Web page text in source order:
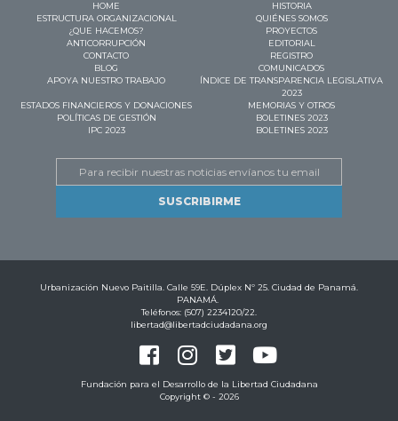
HOME
HISTORIA
ESTRUCTURA ORGANIZACIONAL
QUIÉNES SOMOS
¿QUE HACEMOS?
PROYECTOS
ANTICORRUPCIÓN
EDITORIAL
CONTACTO
REGISTRO
BLOG
COMUNICADOS
APOYA NUESTRO TRABAJO
ÍNDICE DE TRANSPARENCIA LEGISLATIVA
2023
ESTADOS FINANCIEROS Y DONACIONES
MEMORIAS Y OTROS
POLÍTICAS DE GESTIÓN
BOLETINES 2023
IPC 2023
BOLETINES 2023
Urbanización Nuevo Paitilla. Calle 59E. Dúplex Nº 25. Ciudad de Panamá.
PANAMÁ.
Teléfonos: (507) 2234120/22.
libertad@libertadciudadana.org
Fundación para el Desarrollo de la Libertad Ciudadana
Copyright © - 2026